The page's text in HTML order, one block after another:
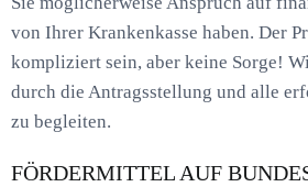
von Ihrer Krankenkasse haben. Der
kompliziert sein, aber keine Sorge!
durch die Antragsstellung und alle
zu begleiten.
FÖRDERMITTEL AUF